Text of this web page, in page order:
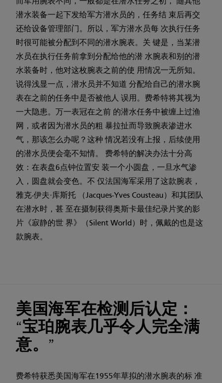
而军用腕表不同，一般都是在潜水任务之初， 随其他
潜水装备一起下发给军方潜水员的，任务结 束后再交
还给设备管理部门。所以，军方潜水员每 次执行任务
时很可能被分配到不同的潜水腕表。关 键是，当某潜
水员在执行任务前拿到分配给他的潜 水腕表和别的潜
水装备时，他对这枚腕表之前的使 用情况一无所知。
说得浅显一点，潜水员并不知道 分配给自己的潜水腕
表在之前的任务中是否被他人 误用。费希特将其视为
一大隐患。万一表冠在之前 的潜水任务中被缠上过渔
网，或者因为潜水员的粗 暴拉扯而导致腕表渗进水
气，那该怎么办呢？这种 情况若没有上报，后续使用
的潜水员便会毫不知情。 费希特的解决办法十分高
效：在表盘6点钟位置安 装一个小圆盘，一旦水气渗
入，圆盘就会变色。不 仅法国海军采用了这款腕表，
雅克-伊夫·库斯托 （Jacques-Yves Cousteau）和其团队
在潜水时，甚 至在摄制获得奥斯卡最佳纪录片奖的影
片《寂静的世 界》（Silent World）时，佩戴的也是这
款腕表。
美国海军在检测后认定：
“宝珀腕表几乎令人完全满
意。”
费希特获悉美国海军在1955年草拟的潜水腕表的标 准